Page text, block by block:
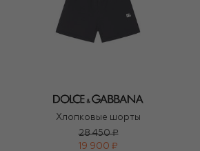
Хлопковые шорты
28 450 ₽
19 900 ₽